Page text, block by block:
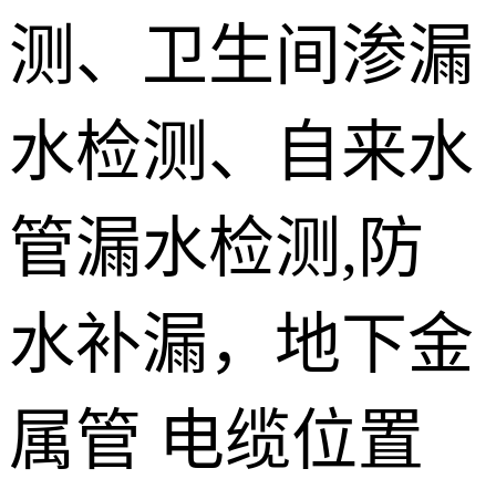
测、卫生间渗漏
水检测、自来水
管漏水检测,防
水补漏，地下金
属管 电缆位置